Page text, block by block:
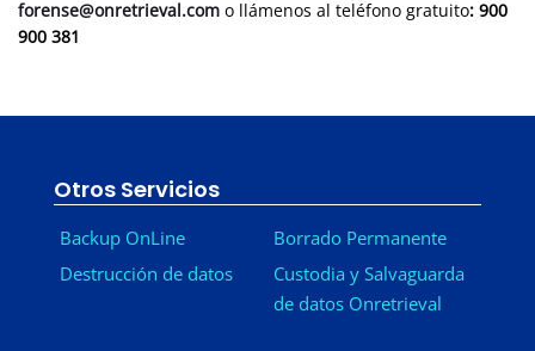
forense@onretrieval.com o llámenos al teléfono gratuito: 900
900 381
Otros Servicios
Backup OnLine
Destrucción de datos
Borrado Permanente
Custodia y Salvaguarda
de datos Onretrieval